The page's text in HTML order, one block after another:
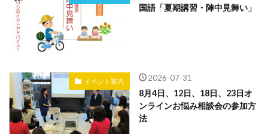
国語「夏期講習・陣中見舞い」
イベント案内 2026-07-31
8月4日、12日、18日、23日オ
ンラインお悩み相談会の参加方
法